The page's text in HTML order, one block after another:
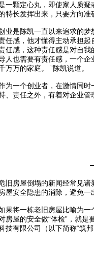
一颗定心丸，即使家人质
特长发挥出来，只要方向
业是陈凯一直以来追求的
任感，他才懂得主动承担
任感，这种责任感是对自
人也需要有责任感，一个
万万的家庭。 ”陈凯说道。
为一个创业者，在激情同
、责任之外，有着对企业
旧房屋倒塌的新闻经常见
房屋安全隐患的消除，避免
果将一栋老旧房屋比喻为一
房屋的安全做“体检”，就
技有限公司（以下简称“筑